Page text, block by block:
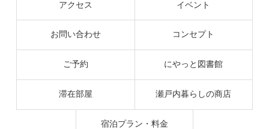
アクセス イベント
お問い合わせ コンセプト
ご予約 にやっと図書館
滞在部屋 瀬戸内暮らしの商店
宿泊プラン・料金